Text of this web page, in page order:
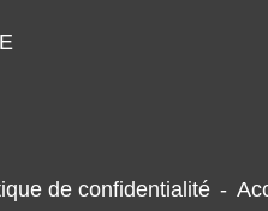
de confidentialité -